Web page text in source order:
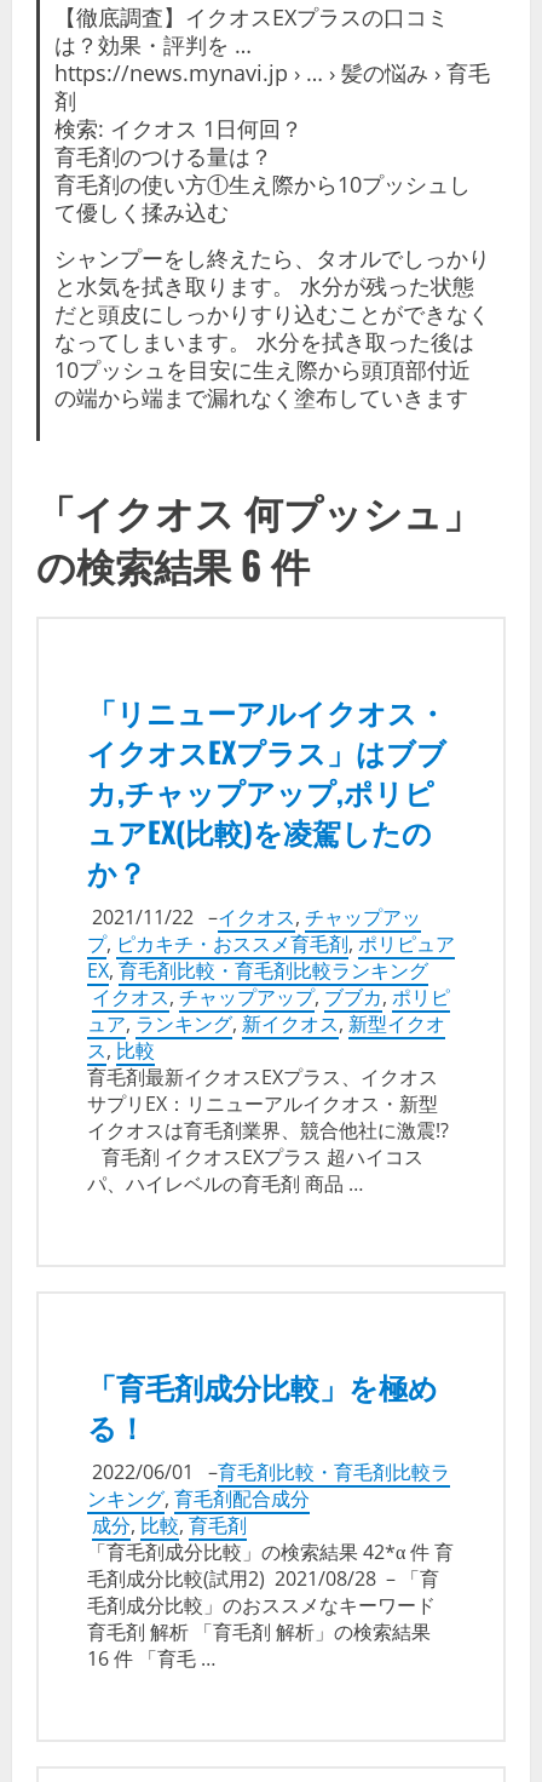
【徹底調査】イクオスEXプラスの口コミ
は？効果・評判を …
https://news.mynavi.jp › … › 髪の悩み › 育毛
剤
検索: イクオス 1日何回？
育毛剤のつける量は？
育毛剤の使い方①生え際から10プッシュし
て優しく揉み込む
シャンプーをし終えたら、タオルでしっかり
と水気を拭き取ります。 水分が残った状態
だと頭皮にしっかりすり込むことができなく
なってしまいます。 水分を拭き取った後は
10プッシュを目安に生え際から頭頂部付近
の端から端まで漏れなく塗布していきます
「イクオス 何プッシュ」
の検索結果 6 件
「リニューアルイクオス・
イクオスEXプラス」はブブ
カ,チャップアップ,ポリピ
ュアEX(比較)を凌駕したの
か？
2021/11/22 –イクオス, チャップアッ
プ, ピカキチ・おススメ育毛剤, ポリピュア
EX, 育毛剤比較・育毛剤比較ランキング
イクオス, チャップアップ, ブブカ, ポリピ
ュア, ランキング, 新イクオス, 新型イクオ
ス, 比較
育毛剤最新イクオスEXプラス、イクオス
サプリEX：リニューアルイクオス・新型
イクオスは育毛剤業界、競合他社に激震!?
育毛剤 イクオスEXプラス 超ハイコス
パ、ハイレベルの育毛剤 商品 …
「育毛剤成分比較」を極め
る！
2022/06/01 –育毛剤比較・育毛剤比較ラ
ンキング, 育毛剤配合成分
成分, 比較, 育毛剤
「育毛剤成分比較」の検索結果 42*α 件 育
毛剤成分比較(試用2) 2021/08/28 – 「育
毛剤成分比較」のおススメなキーワード
育毛剤 解析 「育毛剤 解析」の検索結果
16 件 「育毛 …